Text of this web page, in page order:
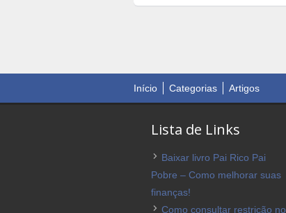
Início Categorias Artigos
Lista de Links
Baixar livro Pai Rico Pai
Pobre – Como melhorar suas
finanças!
Como consultar restrição no